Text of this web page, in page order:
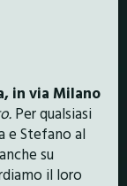
in via Milano
Per qualsiasi
e Stefano al
su
il loro